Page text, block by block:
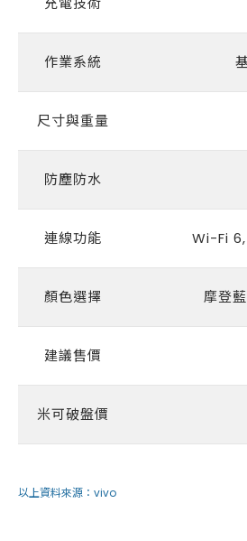
作業系統
尺寸與重量
防塵防水
連線功能 Wi-Fi
顏色選擇 摩登
建議售價
米可破盤價
以上資料來源： vivo